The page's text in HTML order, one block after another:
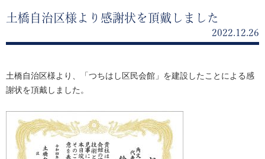
土橋自治区様より感謝状を頂戴しました
2022.12.26
土橋自治区様より、「つちはし区民会館」を建設したことによる感
謝状を頂戴しました。